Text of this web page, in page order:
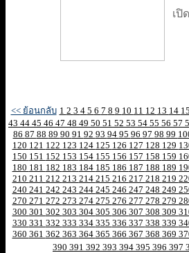
เปิ
<< ย้อนกลับ 1 2 3 4 5 6 7 8 9 10 11 12 13 14 15
43 44 45 46 47 48 49 50 51 52 53 54 55 56 57
86 87 88 89 90 91 92 93 94 95 96 97 98 99
120 121 122 123 124 125 126 127 128 129
150 151 152 153 154 155 156 157 158 159
180 181 182 183 184 185 186 187 188 189
210 211 212 213 214 215 216 217 218 219
240 241 242 243 244 245 246 247 248 249
270 271 272 273 274 275 276 277 278 279
300 301 302 303 304 305 306 307 308 309
330 331 332 333 334 335 336 337 338 339
360 361 362 363 364 365 366 367 368 369
390 391 392 393 394 395 396 397